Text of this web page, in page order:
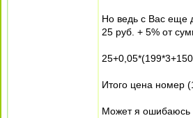
Но ведь с Вас еще
25 руб. + 5% от
Итого цена номер
Может я ошибаюсь